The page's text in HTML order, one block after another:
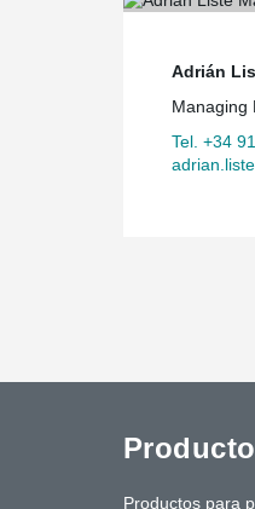
Adrián
Managing
Tel. +34
Productos para